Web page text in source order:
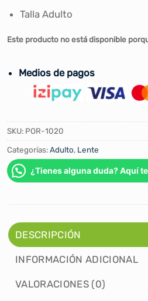
Talla Adulto
Este producto no está disponible
Medios de pagos
SKU: POR-1020
Categorías:Adulto, Lente
¿Tienes alguna duda? Aquí
DESCRIPCIÓN
INFORMACIÓN ADICIONAL
VALORACIONES (0)